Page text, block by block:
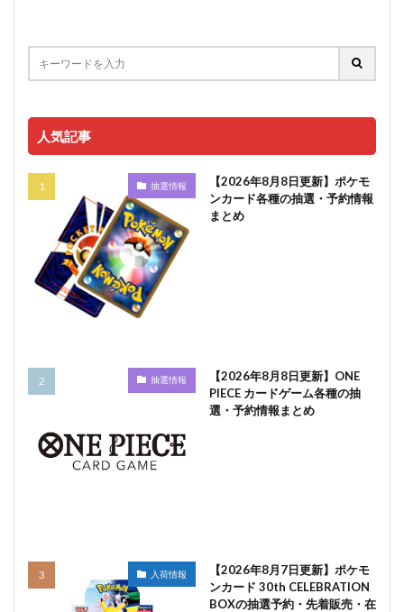
人気記事
抽選情報
【2026年8月8日更新】ポケモ
ンカード各種の抽選・予約情報
まとめ
抽選情報
【2026年8月8日更新】ONE
PIECE カードゲーム各種の抽
選・予約情報まとめ
入荷情報
【2026年8月7日更新】ポケモ
ンカード 30th CELEBRATION
BOXの抽選予約・先着販売・在